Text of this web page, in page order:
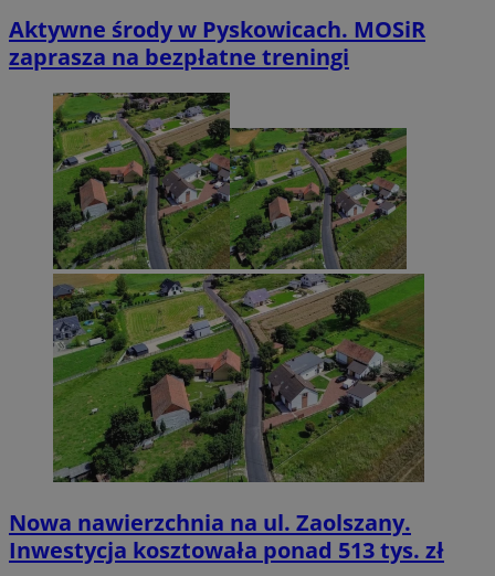
Aktywne środy w Pyskowicach. MOSiR
zaprasza na bezpłatne treningi
Nowa nawierzchnia na ul. Zaolszany.
Inwestycja kosztowała ponad 513 tys. zł